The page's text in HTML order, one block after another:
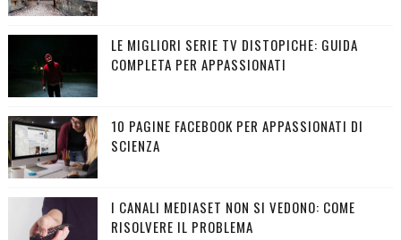
LE MIGLIORI SERIE TV DISTOPICHE: GUIDA
COMPLETA PER APPASSIONATI
10 PAGINE FACEBOOK PER APPASSIONATI DI
SCIENZA
I CANALI MEDIASET NON SI VEDONO: COME
RISOLVERE IL PROBLEMA